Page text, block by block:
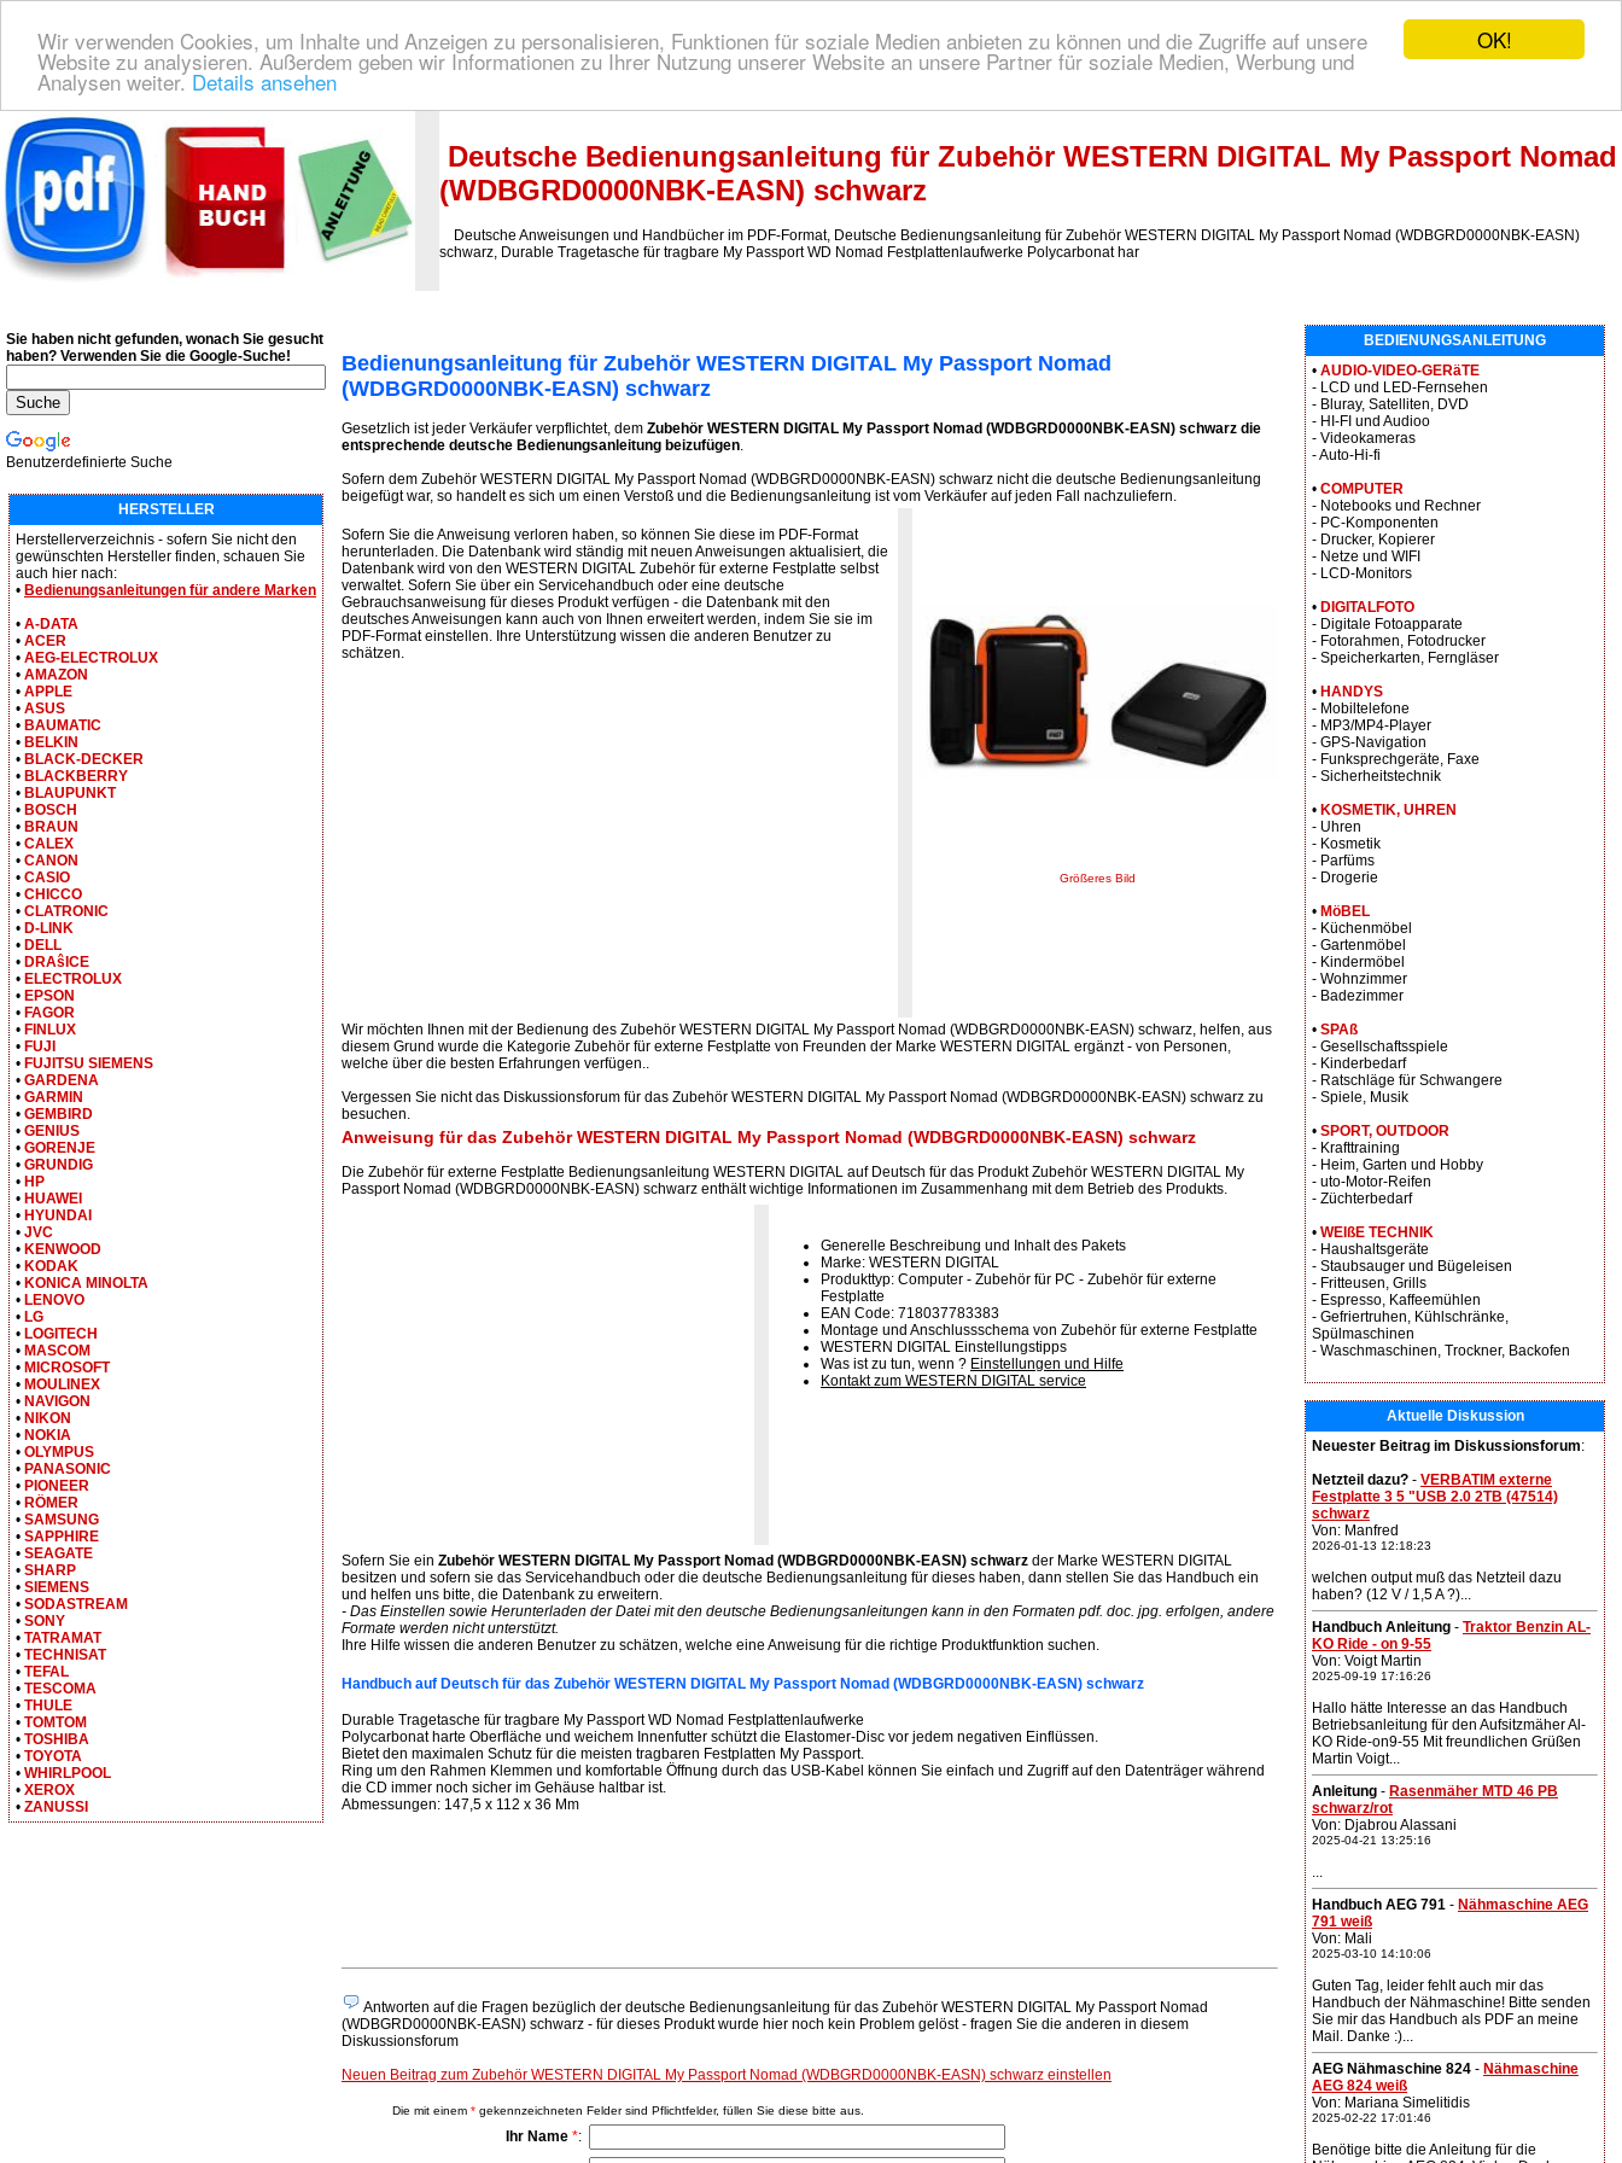
OK!
Wir verwenden Cookies, um Inhalte und Anzeigen zu personalisieren, Funktionen für soziale Medien anbieten zu können und die Zugriffe auf unsere
Website zu analysieren. Außerdem geben wir Informationen zu Ihrer Nutzung unserer Website an unsere Partner für soziale Medien, Werbung und
Analysen weiter. Details ansehen
Deutsche Bedienungsanleitung Downloaden | Wir finden für Sie das deutsches Bedienungsanleitung!
Deutsche Bedienungsanleitung für Zubehör WESTERN DIGITAL My Passport Nomad
(WDBGRD0000NBK-EASN) schwarz
Deutsche Anweisungen und Handbücher im PDF-Format, Deutsche Bedienungsanleitung für Zubehör WESTERN DIGITAL My Passport Nomad (WDBGRD0000NBK-EASN)
schwarz, Durable Tragetasche für tragbare My Passport WD Nomad Festplattenlaufwerke Polycarbonat har
Bedienungsanleitung für Zubehör WESTERN DIGITAL My Passport Nomad
(WDBGRD0000NBK-EASN) schwarz
Gesetzlich ist jeder Verkäufer verpflichtet, dem Zubehör WESTERN DIGITAL My Passport Nomad (WDBGRD0000NBK-EASN) schwarz die
entsprechende deutsche Bedienungsanleitung beizufügen.
Sofern dem Zubehör WESTERN DIGITAL My Passport Nomad (WDBGRD0000NBK-EASN) schwarz nicht die deutsche Bedienungsanleitung
beigefügt war, so handelt es sich um einen Verstoß und die Bedienungsanleitung ist vom Verkäufer auf jeden Fall nachzuliefern.
Sofern Sie die Anweisung verloren haben, so können Sie diese im PDF-Format
herunterladen. Die Datenbank wird ständig mit neuen Anweisungen aktualisiert, die
Datenbank wird von den WESTERN DIGITAL Zubehör für externe Festplatte selbst
verwaltet. Sofern Sie über ein Servicehandbuch oder eine deutsche
Gebrauchsanweisung für dieses Produkt verfügen - die Datenbank mit den
deutsches Anweisungen kann auch von Ihnen erweitert werden, indem Sie sie im
PDF-Format einstellen. Ihre Unterstützung wissen die anderen Benutzer zu
schätzen.
Größeres Bild
Wir möchten Ihnen mit der Bedienung des Zubehör WESTERN DIGITAL My Passport Nomad (WDBGRD0000NBK-EASN) schwarz, helfen, aus
diesem Grund wurde die Kategorie Zubehör für externe Festplatte von Freunden der Marke WESTERN DIGITAL ergänzt - von Personen,
welche über die besten Erfahrungen verfügen..
Vergessen Sie nicht das Diskussionsforum für das Zubehör WESTERN DIGITAL My Passport Nomad (WDBGRD0000NBK-EASN) schwarz zu
besuchen.
Anweisung für das Zubehör WESTERN DIGITAL My Passport Nomad (WDBGRD0000NBK-EASN) schwarz
Die Zubehör für externe Festplatte Bedienungsanleitung WESTERN DIGITAL auf Deutsch für das Produkt Zubehör WESTERN DIGITAL My
Passport Nomad (WDBGRD0000NBK-EASN) schwarz enthält wichtige Informationen im Zusammenhang mit dem Betrieb des Produkts.
Generelle Beschreibung und Inhalt des Pakets
Marke: WESTERN DIGITAL
Produkttyp: Computer - Zubehör für PC - Zubehör für externe
Festplatte
EAN Code: 718037783383
Montage und Anschlussschema von Zubehör für externe Festplatte
WESTERN DIGITAL Einstellungstipps
Was ist zu tun, wenn ? Einstellungen und Hilfe
Kontakt zum WESTERN DIGITAL service
Sofern Sie ein Zubehör WESTERN DIGITAL My Passport Nomad (WDBGRD0000NBK-EASN) schwarz der Marke WESTERN DIGITAL
besitzen und sofern sie das Servicehandbuch oder die deutsche Bedienungsanleitung für dieses haben, dann stellen Sie das Handbuch ein
und helfen uns bitte, die Datenbank zu erweitern.
- Das Einstellen sowie Herunterladen der Datei mit den deutsche Bedienungsanleitungen kann in den Formaten pdf. doc. jpg. erfolgen, andere
Formate werden nicht unterstützt.
Ihre Hilfe wissen die anderen Benutzer zu schätzen, welche eine Anweisung für die richtige Produktfunktion suchen.
Handbuch auf Deutsch für das Zubehör WESTERN DIGITAL My Passport Nomad (WDBGRD0000NBK-EASN) schwarz
Durable Tragetasche für tragbare My Passport WD Nomad Festplattenlaufwerke
Polycarbonat harte Oberfläche und weichem Innenfutter schützt die Elastomer-Disc vor jedem negativen Einflüssen.
Bietet den maximalen Schutz für die meisten tragbaren Festplatten My Passport.
Ring um den Rahmen Klemmen und komfortable Öffnung durch das USB-Kabel können Sie einfach und Zugriff auf den Datenträger während
die CD immer noch sicher im Gehäuse haltbar ist.
Abmessungen: 147,5 x 112 x 36 Mm
Antworten auf die Fragen bezüglich der deutsche Bedienungsanleitung für das Zubehör WESTERN DIGITAL My Passport Nomad
(WDBGRD0000NBK-EASN) schwarz - für dieses Produkt wurde hier noch kein Problem gelöst - fragen Sie die anderen in diesem
Diskussionsforum
Neuen Beitrag zum Zubehör WESTERN DIGITAL My Passport Nomad (WDBGRD0000NBK-EASN) schwarz einstellen
Die mit einem * gekennzeichneten Felder sind Pflichtfelder, füllen Sie diese bitte aus.
Ihr Name *:
Sie haben nicht gefunden, wonach Sie gesucht
haben? Verwenden Sie die Google-Suche!
Benutzerdefinierte Suche
HERSTELLER
Herstellerverzeichnis - sofern Sie nicht den
gewünschten Hersteller finden, schauen Sie
auch hier nach:
• Bedienungsanleitungen für andere Marken
• A-DATA
• ACER
• AEG-ELECTROLUX
• AMAZON
• APPLE
• ASUS
• BAUMATIC
• BELKIN
• BLACK-DECKER
• BLACKBERRY
• BLAUPUNKT
• BOSCH
• BRAUN
• CALEX
• CANON
• CASIO
• CHICCO
• CLATRONIC
• D-LINK
• DELL
• DRAŝICE
• ELECTROLUX
• EPSON
• FAGOR
• FINLUX
• FUJI
• FUJITSU SIEMENS
• GARDENA
• GARMIN
• GEMBIRD
• GENIUS
• GORENJE
• GRUNDIG
• HP
• HUAWEI
• HYUNDAI
• JVC
• KENWOOD
• KODAK
• KONICA MINOLTA
• LENOVO
• LG
• LOGITECH
• MASCOM
• MICROSOFT
• MOULINEX
• NAVIGON
• NIKON
• NOKIA
• OLYMPUS
• PANASONIC
• PIONEER
• RÖMER
• SAMSUNG
• SAPPHIRE
• SEAGATE
• SHARP
• SIEMENS
• SODASTREAM
• SONY
• TATRAMAT
• TECHNISAT
• TEFAL
• TESCOMA
• THULE
• TOMTOM
• TOSHIBA
• TOYOTA
• WHIRLPOOL
• XEROX
• ZANUSSI
BEDIENUNGSANLEITUNG
• AUDIO-VIDEO-GERäTE
- LCD und LED-Fernsehen
- Bluray, Satelliten, DVD
- HI-FI und Audioo
- Videokameras
- Auto-Hi-fi
• COMPUTER
- Notebooks und Rechner
- PC-Komponenten
- Drucker, Kopierer
- Netze und WIFI
- LCD-Monitors
• DIGITALFOTO
- Digitale Fotoapparate
- Fotorahmen, Fotodrucker
- Speicherkarten, Ferngläser
• HANDYS
- Mobiltelefone
- MP3/MP4-Player
- GPS-Navigation
- Funksprechgeräte, Faxe
- Sicherheitstechnik
• KOSMETIK, UHREN
- Uhren
- Kosmetik
- Parfüms
- Drogerie
• MöBEL
- Küchenmöbel
- Gartenmöbel
- Kindermöbel
- Wohnzimmer
- Badezimmer
• SPAß
- Gesellschaftsspiele
- Kinderbedarf
- Ratschläge für Schwangere
- Spiele, Musik
• SPORT, OUTDOOR
- Krafttraining
- Heim, Garten und Hobby
- uto-Motor-Reifen
- Züchterbedarf
• WEIßE TECHNIK
- Haushaltsgeräte
- Staubsauger und Bügeleisen
- Fritteusen, Grills
- Espresso, Kaffeemühlen
- Gefriertruhen, Kühlschränke,
Spülmaschinen
- Waschmaschinen, Trockner, Backofen
Aktuelle Diskussion
Neuester Beitrag im Diskussionsforum:
Netzteil dazu? - VERBATIM externe
Festplatte 3 5 "USB 2.0 2TB (47514)
schwarz
Von: Manfred
2026-01-13 12:18:23
welchen output muß das Netzteil dazu
haben? (12 V / 1,5 A ?)...
Handbuch Anleitung - Traktor Benzin AL-
KO Ride - on 9-55
Von: Voigt Martin
2025-09-19 17:16:26
Hallo hätte Interesse an das Handbuch
Betriebsanleitung für den Aufsitzmäher Al-
KO Ride-on9-55 Mit freundlichen Grüßen
Martin Voigt...
Anleitung - Rasenmäher MTD 46 PB
schwarz/rot
Von: Djabrou Alassani
2025-04-21 13:25:16
...
Handbuch AEG 791 - Nähmaschine AEG
791 weiß
Von: Mali
2025-03-10 14:10:06
Guten Tag, leider fehlt auch mir das
Handbuch der Nähmaschine! Bitte senden
Sie mir das Handbuch als PDF an meine
Mail. Danke :)...
AEG Nähmaschine 824 - Nähmaschine
AEG 824 weiß
Von: Mariana Simelitidis
2025-02-22 17:01:46
Benötige bitte die Anleitung für die